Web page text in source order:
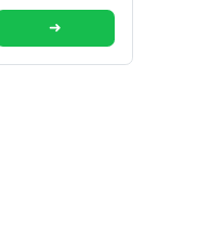
➜